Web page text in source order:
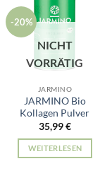
-20%
NICHT
VORRÄTIG
JARMINO
JARMINO Bio
Kollagen Pulver
35,99€
WEITERLESEN